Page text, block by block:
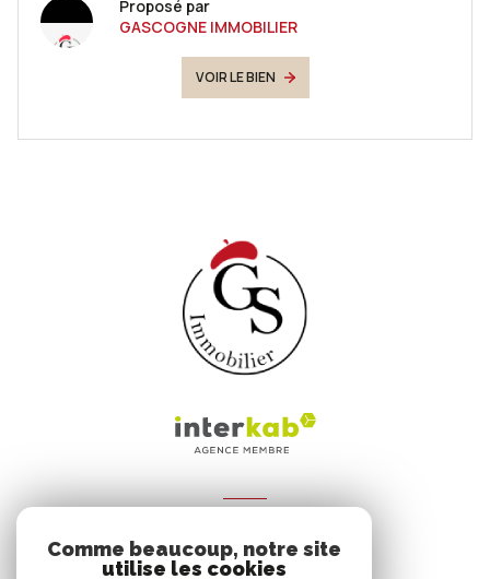
Proposé par
GASCOGNE IMMOBILIER
VOIR LE BIEN
Nous adhérons
Comme beaucoup, notre site
utilise les cookies